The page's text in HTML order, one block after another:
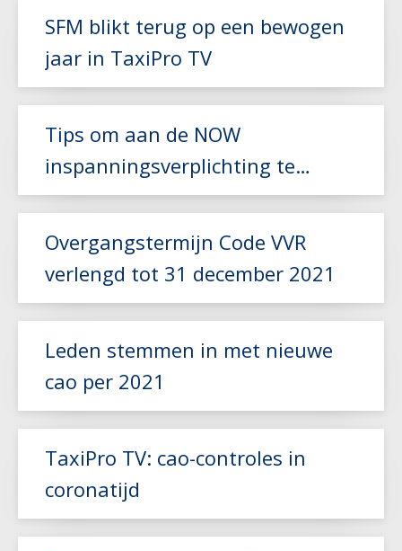
SFM blikt terug op een bewogen
jaar in TaxiPro TV
Tips om aan de NOW
inspanningsverplichting te
voldoen
Lees meer
Overgangstermijn Code VVR
verlengd tot 31 december 2021
Leden stemmen in met nieuwe
cao per 2021
TaxiPro TV: cao-controles in
coronatijd